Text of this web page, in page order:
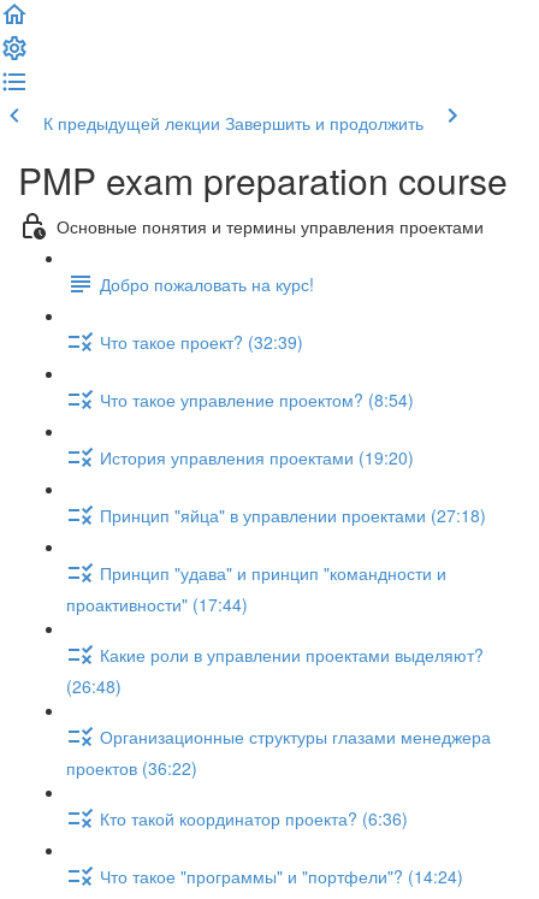
К предыдущей лекции Завершить и продолжить
PMP exam preparation course
Основные понятия и термины управления проектами
Добро пожаловать на курс!
Что такое проект? (32:39)
Что такое управление проектом? (8:54)
История управления проектами (19:20)
Принцип "яйца" в управлении проектами (27:18)
Принцип "удава" и принцип "командности и
проактивности" (17:44)
Какие роли в управлении проектами выделяют?
(26:48)
Организационные структуры глазами менеджера
проектов (36:22)
Кто такой координатор проекта? (6:36)
Что такое "программы" и "портфели"? (14:24)